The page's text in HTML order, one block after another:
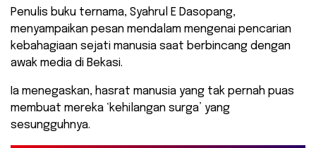
​Penulis buku ternama, Syahrul E Dasopang,
menyampaikan pesan mendalam mengenai pencarian
kebahagiaan sejati manusia saat berbincang dengan
awak media di Bekasi.
Ia menegaskan, hasrat manusia yang tak pernah puas
membuat mereka ‘kehilangan surga’ yang
sesungguhnya.